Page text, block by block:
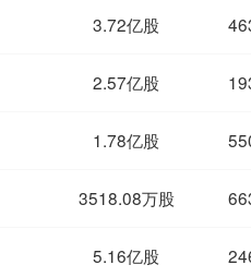
3.72亿股
2.57亿股
1.78亿股
3518.08万股
5.16亿股